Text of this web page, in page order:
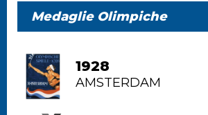
Medaglie Olimpiche
1928
AMSTERDAM